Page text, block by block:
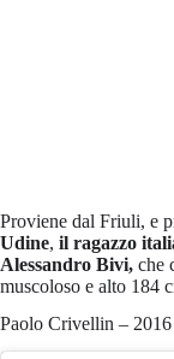
Proviene dal Friuli, e
Udine, il ragazzo
Alessandro Bivi, che
muscoloso e alto 184
Paolo Crivellin – 2016